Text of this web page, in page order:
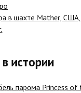
в шахте Mather,
истории
парома Princess of